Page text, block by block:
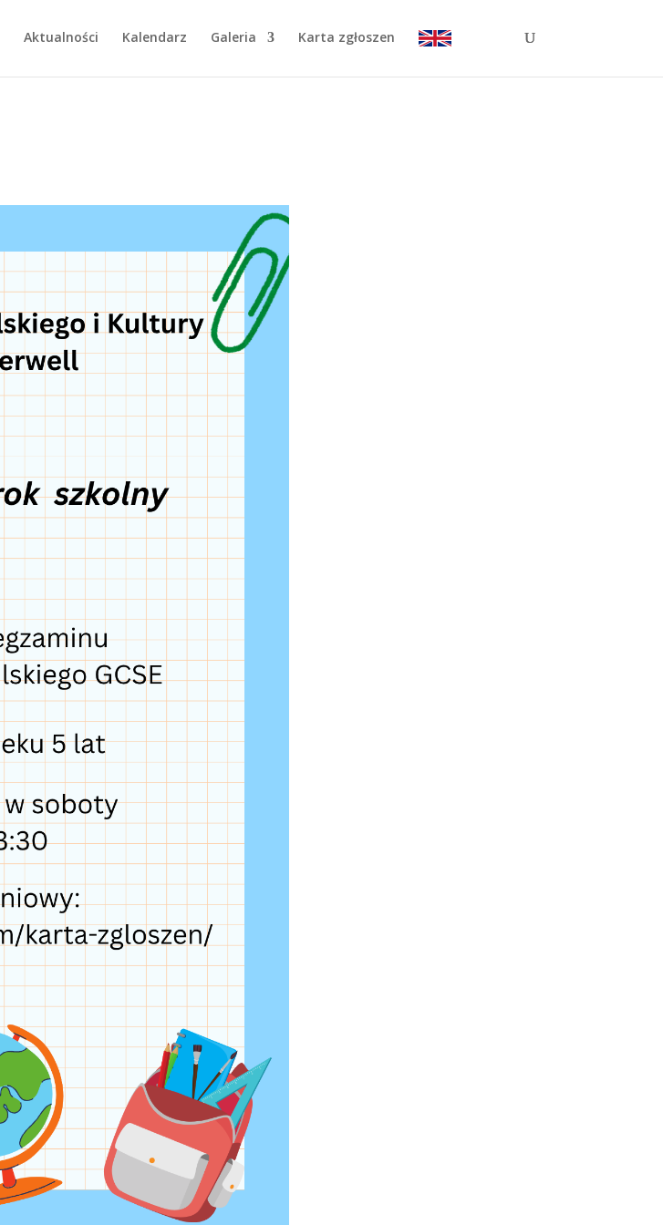
Aktualności Kalendarz Galeria Karta zgłoszen